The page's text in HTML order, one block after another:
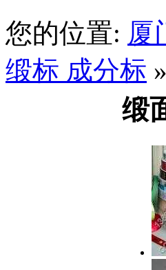
您的位置: 厦
缎标 成分标
缎